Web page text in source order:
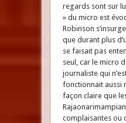
regards sont sur
» du micro est
Robinson
que durant plus
se faisait pas
seul, car le micro
journaliste qui
fonctionnait aussi
façon claire que
complaisantes ou